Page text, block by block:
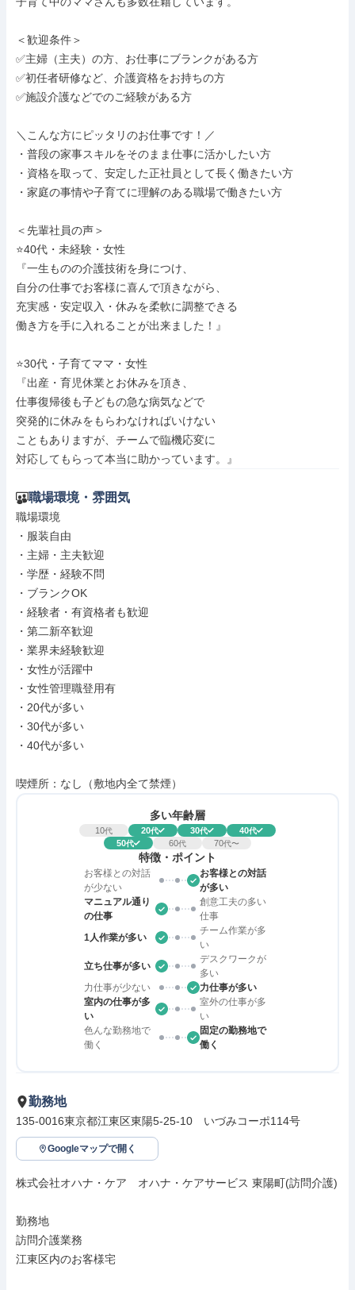
＜歓迎条件＞
✅主婦（主夫）の方、お仕事にブランクがある方
✅初任者研修など、介護資格をお持ちの方
✅施設介護などでのご経験がある方
＼こんな方にピッタリのお仕事です！／
・普段の家事スキルをそのまま仕事に活かしたい方
・資格を取って、安定した正社員として長く働きたい方
・家庭の事情や子育てに理解のある職場で働きたい方
＜先輩社員の声＞
⭐️40代・未経験・女性
『一生ものの介護技術を身につけ、
自分の仕事でお客様に喜んで頂きながら、
充実感・安定収入・休みを柔軟に調整できる
働き方を手に入れることが出来ました！』
⭐️30代・子育てママ・女性
『出産・育児休業とお休みを頂き、
仕事復帰後も子どもの急な病気などで
突発的に休みをもらわなければいけない
こともありますが、チームで臨機応変に
対応してもらって本当に助かっています。』
職場環境・雰囲気
職場環境
・服装自由
・主婦・主夫歓迎
・学歴・経験不問
・ブランクOK
・経験者・有資格者も歓迎
・第二新卒歓迎
・業界未経験歓迎
・女性が活躍中
・女性管理職登用有
・20代が多い
・30代が多い
・40代が多い
喫煙所：なし（敷地内全て禁煙）
多い年齢層
10代 20代 30代 40代
50代 60代 70代〜
特徴・ポイント
お客様との対話
が少ない
お客様との対話
が多い
マニュアル通り
の仕事
創意工夫の多い
仕事
1人作業が多い
チーム作業が多
い
立ち仕事が多い
デスクワークが
多い
力仕事が少ない
力仕事が多い
室内の仕事が多
い
室外の仕事が多
い
色んな勤務地で
働く
固定の勤務地で
働く
勤務地
135-0016東京都江東区東陽5-25-10　いづみコーポ114号
Googleマップで開く
株式会社オハナ・ケア　オハナ・ケアサービス 東陽町(訪問介護)
勤務地
訪問介護業務
江東区内のお客様宅